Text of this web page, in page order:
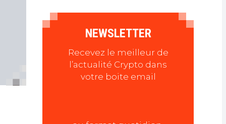
NEWSLETTER
Recevez le meilleur de
l’actualité Crypto dans
votre boite email